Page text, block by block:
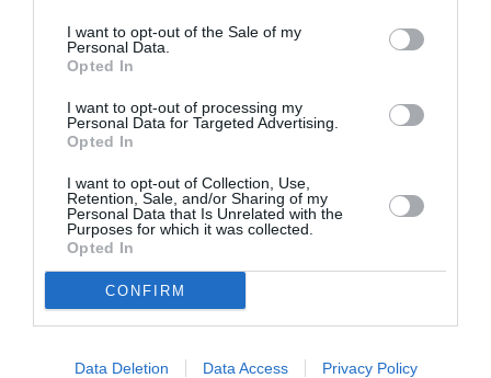
I want to opt-out of the Sale of my
Personal Data.
Opted In
I want to opt-out of processing my
Personal Data for Targeted Advertising.
Opted In
I want to opt-out of Collection, Use,
Retention, Sale, and/or Sharing of my
Personal Data that Is Unrelated with the
Purposes for which it was collected.
Opted In
CONFIRM
Data Deletion Data Access Privacy Policy
Νέοι Διαγωνισμοί❯
ΑΝΤΟΝ ΤΣΕΧΩΦ
ΔΑΥΙΔ ΜΑΛΤΕΖΕ
ΘΕΑΤΡΙΚΕΣ ΠΑΡΑΣΤΑΣΕΙΣ 2022 - 2023
ΟΜΑΔΑ ΣΗΜΕΙΟ ΜΗΔΕΝ
ΣΑΒΒΑΣ ΣΤΡΟΥΜΠΟΣ
Newsletter
Κάθε βδομάδα στο e-mail σας τα τελευταία νέα για
την Τέχνη και τον Πολιτισμό!